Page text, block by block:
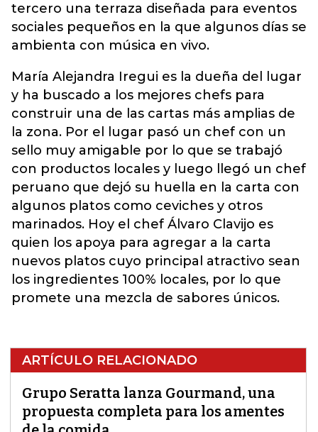
tercero una terraza diseñada para eventos
sociales pequeños en la que algunos días se
ambienta con música en vivo.
María Alejandra Iregui es la dueña del lugar
y ha buscado a los mejores chefs para
construir una de las cartas más amplias de
la zona. Por el lugar pasó un chef con un
sello muy amigable por lo que se trabajó
con productos locales y luego llegó un chef
peruano que dejó su huella en la carta con
algunos platos como ceviches y otros
marinados. Hoy el chef Álvaro Clavijo es
quien los apoya para agregar a la carta
nuevos platos cuyo principal atractivo sean
los ingredientes 100% locales, por lo que
promete una mezcla de sabores únicos.
ARTÍCULO RELACIONADO
Grupo Seratta lanza Gourmand, una
propuesta completa para los amentes